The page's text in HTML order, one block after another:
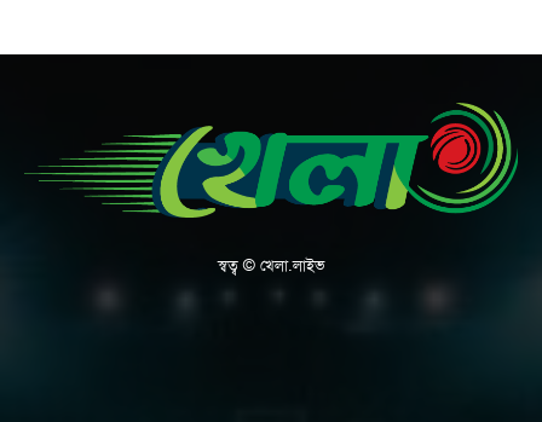
স্বত্ব © খেলা.লাইভ